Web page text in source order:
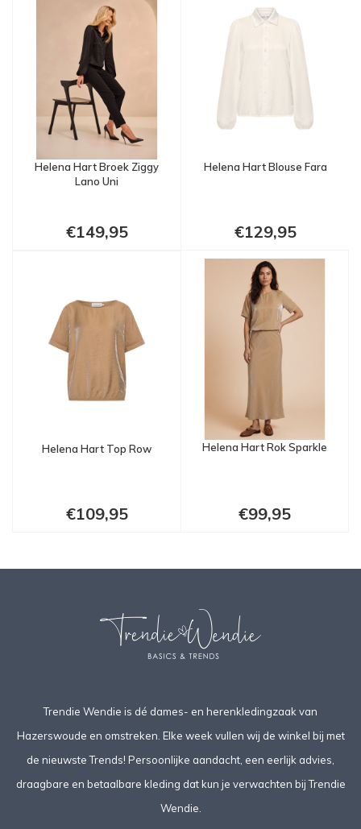
Helena Hart Broek Ziggy
Lano Uni
€149,95
Helena Hart Blouse Fara
€129,95
Helena Hart Top Row
€109,95
Helena Hart Rok Sparkle
€99,95
Trendie Wendie is dé dames- en herenkledingzaak van
Hazerswoude en omstreken. Elke week vullen wij de winkel bij met
de nieuwste Trends! Persoonlijke aandacht, een eerlijk advies,
draagbare en betaalbare kleding dat kun je verwachten bij Trendie
Wendie.